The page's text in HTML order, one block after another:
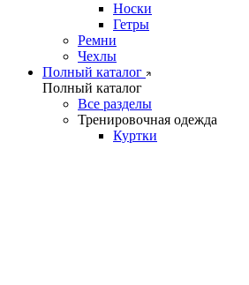
Носки
Гетры
Ремни
Чехлы
Полный каталог
Полный каталог
Все разделы
Тренировочная одежда
Куртки